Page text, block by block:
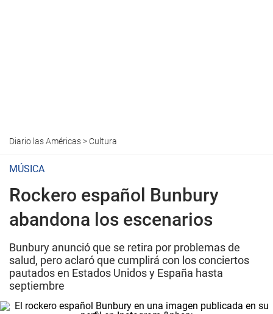
Diario las Américas> Cultura
MÚSICA
Rockero español Bunbury
abandona los escenarios
Bunbury anunció que se retira por problemas de
salud, pero aclaró que cumplirá con los conciertos
pautados en Estados Unidos y España hasta
septiembre